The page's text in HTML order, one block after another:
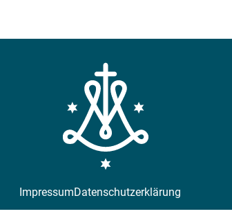
ImpressumDatenschutzerklärung